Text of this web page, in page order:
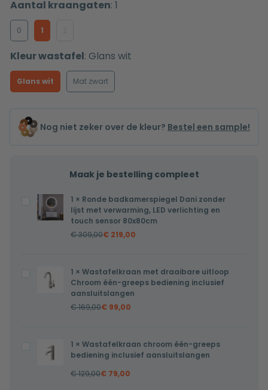
Aantal kraangaten: 1
0 1
Kleur wastafel: Glans wit
Glans wit Mat zwart
Nog niet zeker over de kleur? Bestel een sample!
Maak je bestelling compleet
Ronde
badkamerspiegel
met
verwarming,
touch
1 × Ronde badkamerspiegel Dani zonder
lijst met verwarming, LED verlichting en
touch sensor 80x80cm
€309,00€ 219,00
Wastafelkraan
met
draaibare
één-
greeps
bediening
1 × Wastafelkraan met draaibare uitloop
Chroom één-greeps bediening inclusief
aansluitslangen
€169,00€ 99,00
Wastafelkraan
chroom
1 × Wastafelkraan chroom één-greeps
bediening inclusief aansluitslangen
€129,00€ 79,00